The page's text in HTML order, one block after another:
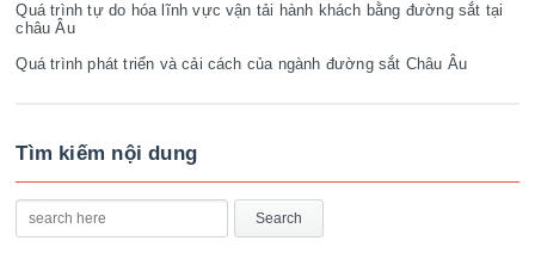
Quá trình tự do hóa lĩnh vực vận tải hành khách bằng đường sắt tại
châu Âu
Quá trình phát triển và cải cách của ngành đường sắt Châu Âu
Tìm kiếm nội dung